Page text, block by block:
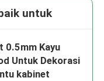
untuk
0.5mm Kayu
Untuk Dekorasi
kabinet